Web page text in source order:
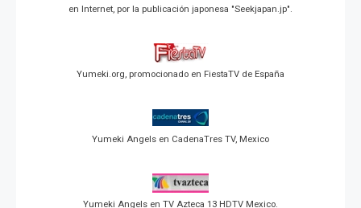
en Internet, por la publicación japonesa "Seekjapan.jp".
Yumeki.org, promocionado en FiestaTV de España
Yumeki Angels en CadenaTres TV, Mexico
Yumeki Angels en TV Azteca 13 HDTV Mexico.